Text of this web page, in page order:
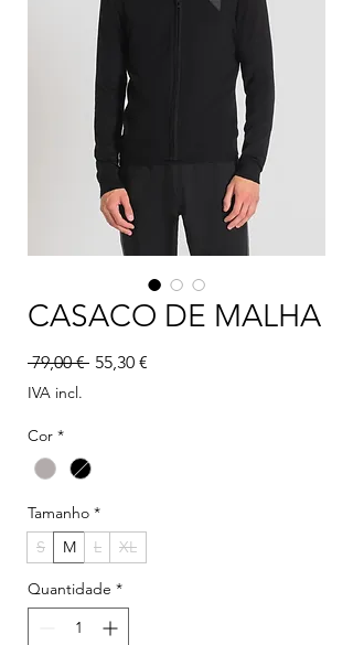
CASACO DE MALHA
79,00 € Preço normal
55,30 €
IVA incl.
Cor *
Tamanho *
S
M L XL
Quantidade *